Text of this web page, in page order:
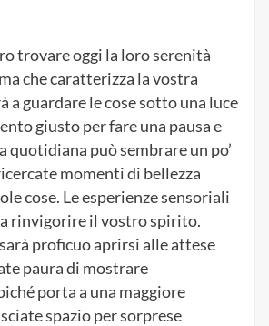
trovare oggi la loro serenità
che caratterizza la vostra
a guardare le cose sotto una luce
giusto per fare una pausa e
quotidiana può sembrare un po’
momenti di bellezza
cose. Le esperienze sensoriali
rinvigorire il vostro spirito.
proficuo aprirsi alle attese
paura di mostrare
porta a una maggiore
spazio per sorprese